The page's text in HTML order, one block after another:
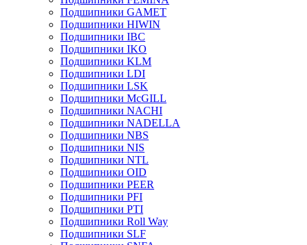
Подшипники GAMET
Подшипники HIWIN
Подшипники IBC
Подшипники IKO
Подшипники KLM
Подшипники LDI
Подшипники LSK
Подшипники McGILL
Подшипники NACHI
Подшипники NADELLA
Подшипники NBS
Подшипники NIS
Подшипники NTL
Подшипники OID
Подшипники PEER
Подшипники PFI
Подшипники PTI
Подшипники Roll Way
Подшипники SLF